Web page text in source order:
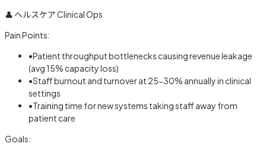
👤 ヘルスケア Clinical Ops
Pain Points:
•Patient throughput bottlenecks causing revenue leakage
(avg 15% capacity loss)
•Staff burnout and turnover at 25-30% annually in clinical
settings
•Training time for new systems taking staff away from
patient care
Goals: